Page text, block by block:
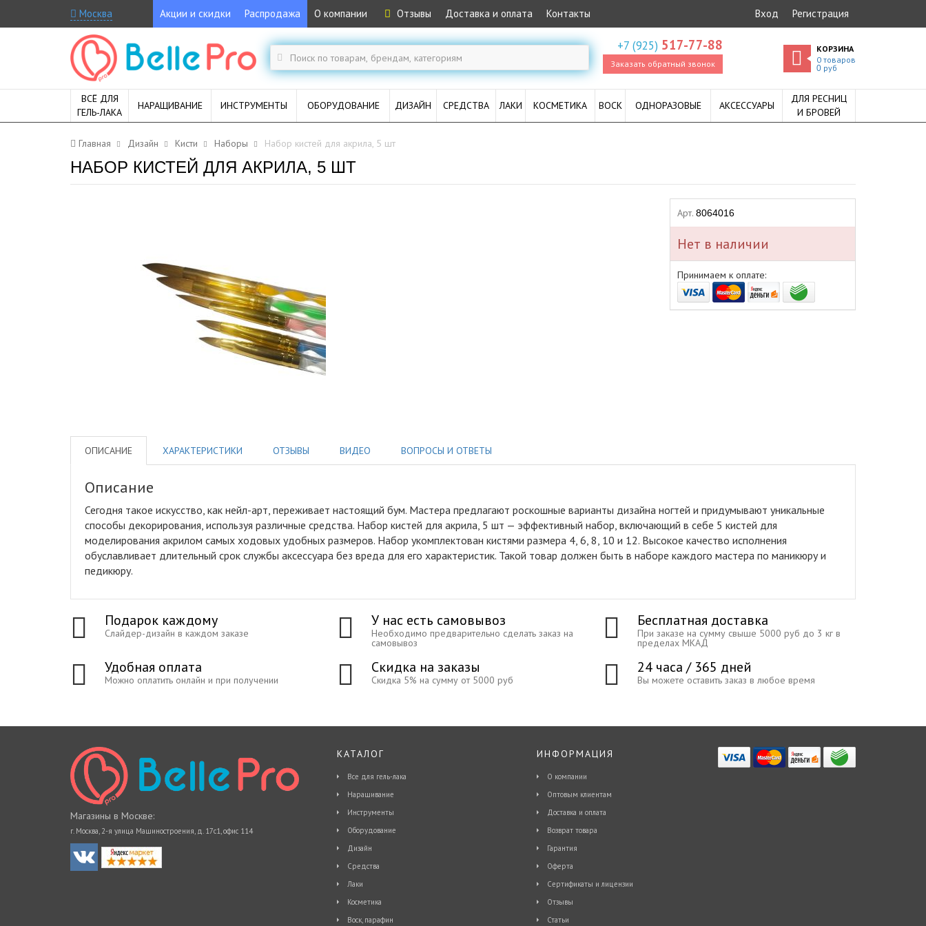
Москва Акции и скидки Распродажа О компании Отзывы Доставка и оплата Контакты Вход Регистрация
+7 (925) 517-77-88
Заказать обратный звонок
КОРЗИНА
0 товаров
0руб
ВСЁ ДЛЯ
ГЕЛЬ-ЛАКА
НАРАЩИВАНИЕ ИНСТРУМЕНТЫ ОБОРУДОВАНИЕ ДИЗАЙН СРЕДСТВА ЛАКИ КОСМЕТИКА ВОСК ОДНОРАЗОВЫЕ АКСЕССУАРЫ
ДЛЯ РЕСНИЦ
И БРОВЕЙ
Главная Дизайн Кисти Наборы Набор кистей для акрила, 5 шт
НАБОР КИСТЕЙ ДЛЯ АКРИЛА, 5 ШТ
Арт. 8064016
Нет в наличии
Принимаем к оплате:
ОПИСАНИЕ ХАРАКТЕРИСТИКИ ОТЗЫВЫ ВИДЕО ВОПРОСЫ И ОТВЕТЫ
Описание
Сегодня такое искусство, как нейл-арт, переживает настоящий бум. Мастера предлагают роскошные варианты дизайна ногтей и придумывают уникальные
способы декорирования, используя различные средства. Набор кистей для акрила, 5 шт — эффективный набор, включающий в себе 5 кистей для
моделирования акрилом самых ходовых удобных размеров. Набор укомплектован кистями размера 4, 6, 8, 10 и 12. Высокое качество исполнения
обуславливает длительный срок службы аксессуара без вреда для его характеристик. Такой товар должен быть в наборе каждого мастера по маникюру и
педикюру.
Подарок каждому
Слайдер-дизайн в каждом заказе
У нас есть самовывоз
Необходимо предварительно сделать заказ на
самовывоз
Бесплатная доставка
При заказе на сумму свыше 5000 руб до 3 кг в
пределах МКАД
Удобная оплата
Можно оплатить онлайн и при получении
Скидка на заказы
Скидка 5% на сумму от 5000 руб
24 часа / 365 дней
Вы можете оставить заказ в любое время
Магазины в Москве:
г. Москва, 2-я улица Машиностроения, д. 17с1, офис 114
КАТАЛОГ
Все для гель-лака
Наращивание
Инструменты
Оборудование
Дизайн
Средства
Лаки
Косметика
Воск, парафин
ИНФОРМАЦИЯ
О компании
Оптовым клиентам
Доставка и оплата
Возврат товара
Гарантия
Оферта
Сертификаты и лицензии
Отзывы
Статьи